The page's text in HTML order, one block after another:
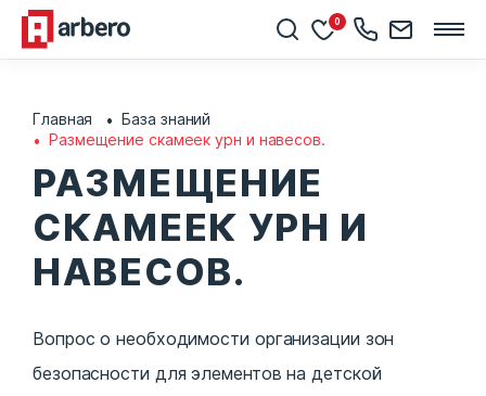
0
Главная
База знаний
Размещение скамеек урн и навесов.
РАЗМЕЩЕНИЕ
СКАМЕЕК УРН И
НАВЕСОВ.
Вопрос о необходимости организации зон
безопасности для элементов на детской